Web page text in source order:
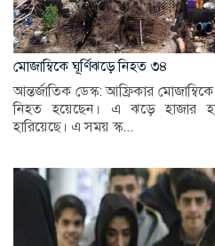
মোজাম্বিকে ঘূর্ণিঝড়ে নিহত ৩৪
আন্তর্জাতিক ডেস্ক: আফ্রিকার
নিহত হয়েছেন। এ ঝড়ে হাজার
হারিয়েছে। এ সময় স্ক...